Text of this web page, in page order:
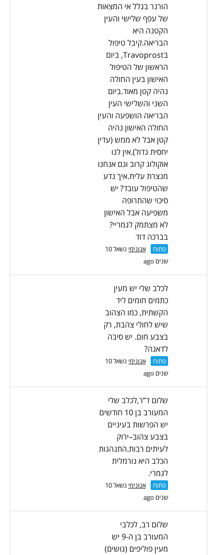
הורנר בגלל אי המצאות
של עפף שלישי והעין
הקטנה היא
הבריאה.קיבל טיפול
בTravoprost, ביום
הראשון של הטיפול
האישון בעין החולה
נהיה קטן מאוד.ביום
השני והשלישי העין
הבריאה הושפעה והעין
החולה האישון נהיה
קטן אבל לא ממש (עדין
יחסית גדול).אין לנו
אוקולוג קרוב וגם אנחנו
מנצרת עלית.איך נדע
שהטיפול עובד? יש
סיכוי שהתרופה
משפיעה אבל האישון
לא מצתמק לגמריי?
בברכה דוד
פתוח אנונימי
נשאל 10
שנים ago
לכלב שלי יש מעין
כתמים חומים ליד
הקשתית, כמו הצהוב
שיש לחולי צהבת, רק
בצבע חום. יש סיבה
לדאגה?
פתוח אנונימי
נשאל 10
שנים ago
שלום ד”ר,לכלב שלי
המעורב בן 10 חודשים
יש הפרשות בעיניים
בצבע צהוב–ירוק
לעיתים רבות.התנהגות
הכלב היא נורמלית
לגמרי.
פתוח אנונימי
נשאל 10
שנים ago
שלום רב, לכלבי
המעורב בן ה-9 יש
מעין פוליפים (גושים)